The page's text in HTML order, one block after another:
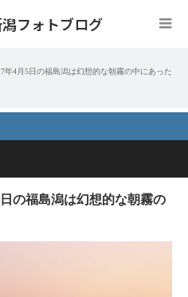
フォトブログ
年4月5日の福島潟は幻想的な朝霧の中にあった
の福島潟は幻想的な朝霧の